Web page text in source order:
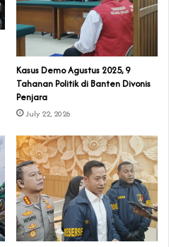
‎Kasus Demo Agustus 2025, 9
Tahanan Politik di Banten Divonis
Penjara
July 22, 2026